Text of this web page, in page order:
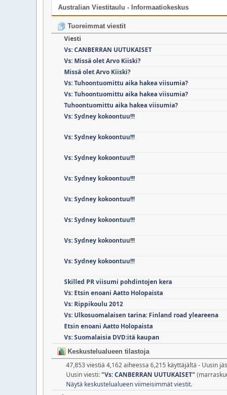
Australian Viestitaulu - Informaatiokeskus
Tuoreimmat viestit
Viesti
Vs: CANBERRAN UUTUKAISET
Vs: Missä olet Arvo Kiiski?
Missä olet Arvo Kiiski?
Vs: Tuhoontuomittu aika hakea viisumia?
Vs: Tuhoontuomittu aika hakea viisumia?
Tuhoontuomittu aika hakea viisumia?
Vs: Sydney kokoontuu!!!
Vs: Sydney kokoontuu!!!
Vs: Sydney kokoontuu!!!
Vs: Sydney kokoontuu!!!
Vs: Sydney kokoontuu!!!
Vs: Sydney kokoontuu!!!
Vs: Sydney kokoontuu!!!
Vs: Sydney kokoontuu!!!
Skilled PR viisumi pohdintojen kera
Vs: Etsin enoani Aatto Holopaista
Vs: Rippikoulu 2012
Vs: Ulkosuomalaisen tarina: Finland road yleareena
Etsin enoani Aatto Holopaista
Vs: Suomalaisia DVD:itä kaupan
Keskustelualueen tilastoja
47,853 viestiä 4,162 aiheessa 6,215 käyttäjältä - Uusin
Uusin viesti:"Vs: CANBERRAN UUTUKAISET"
Näytä keskustelualueen viimeisimmät viestit.